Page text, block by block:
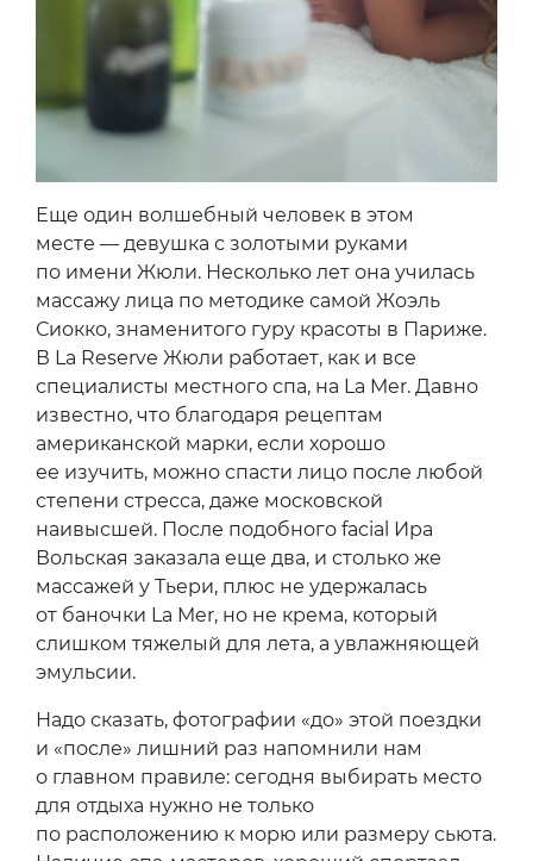
Еще один волшебный человек в этом
месте — девушка с золотыми руками
по имени Жюли. Несколько лет она училась
массажу лица по методике самой Жоэль
Сиокко, знаменитого гуру красоты в Париже.
В La Reserve Жюли работает, как и все
специалисты местного спа, на La Mer. Давно
американской марки, если хорошо
ее изучить, можно спасти лицо после любой
степени стресса, даже московской
наивысшей. После подобного facial Ира
Вольская заказала еще два, и столько же